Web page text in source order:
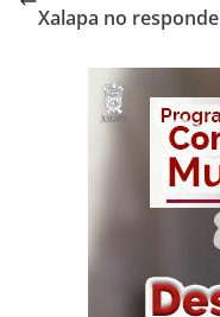
Xalapa no responde